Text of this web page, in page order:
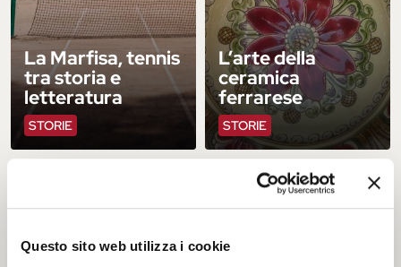
Questo sito web utilizza i cookie
STORIE
La Marfisa, tennis
tra storia e
letteratura
STORIE
L’arte della
ceramica
ferrarese